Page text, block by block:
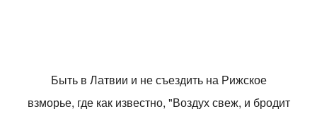
Быть в Латвии и не съездить на Рижское
взморье, где как известно, "Воздух свеж, и бродит